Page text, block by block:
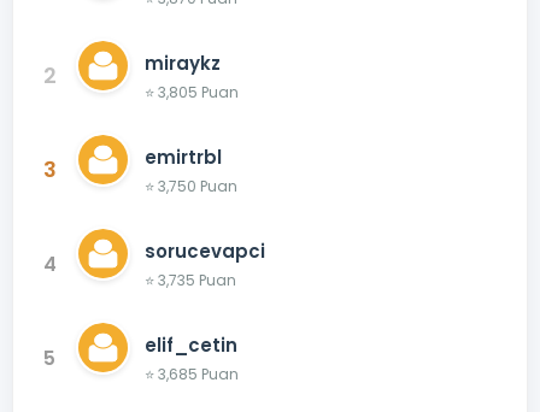
2 miraykz
⭐ 3,805 Puan
3 emirtrbl
⭐ 3,750 Puan
4 sorucevapci
⭐ 3,735 Puan
5 elif_cetin
⭐ 3,685 Puan